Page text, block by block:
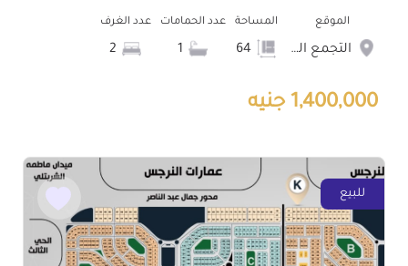
الموقع
التجمع الخامس الشويفات
المساحة
64
عدد الحمامات عدد الغرف
1,400,000 جنيه
للبيع